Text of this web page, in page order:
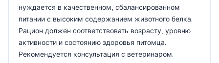
нуждается в качественном, сбалансированном
питании с высоким содержанием животного белка.
Рацион должен соответствовать возрасту, уровню
активности и состоянию здоровья питомца.
Рекомендуется консультация с ветеринаром.